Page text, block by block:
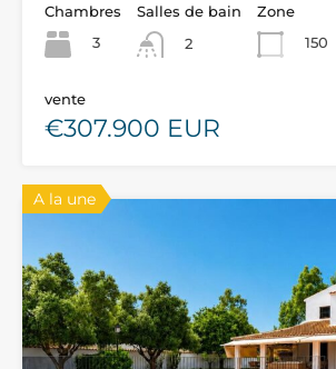
Chambres
3
Salles de bain
2
Zone
150
vente
€307.900 EUR
A la une